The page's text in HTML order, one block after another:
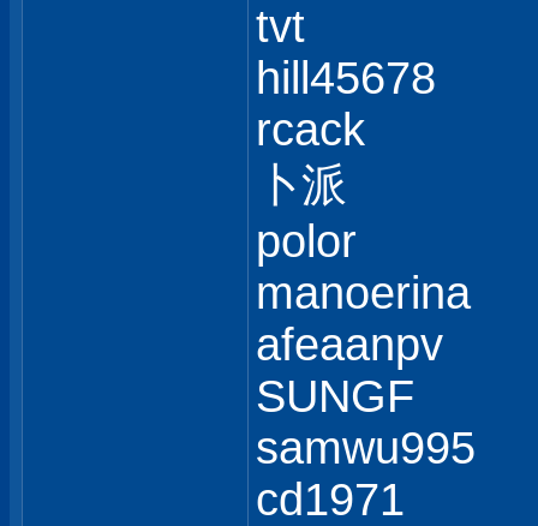
tvt
hill45678
rcack
卜派
polor
manoerina
afeaanpv
SUNGF
samwu995
cd1971